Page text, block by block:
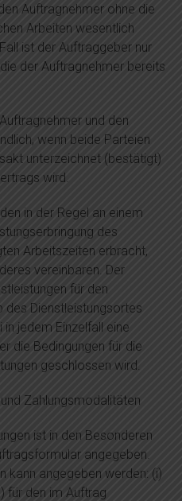
Auftragnehmer ohne die
Arbeiten wesentlich
ist der Auftraggeber nur
der Auftragnehmer bereits
und den
wenn beide Parteien
unterzeichnet (bestätigt)
wird.
in der Regel an einem
des
Arbeitszeiten erbracht,
vereinbaren. Der
für den
des Dienstleistungsortes
jedem Einzelfall eine
die Bedingungen für die
geschlossen wird.
Zahlungsmodalitäten
ist in den Besonderen
angegeben.
kann angegeben werden: (i)
für den im Auftrag